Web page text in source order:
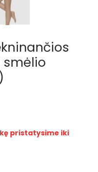
smėlio
pristatysime iki